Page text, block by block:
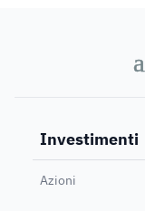
a
a
Investimenti
Azioni